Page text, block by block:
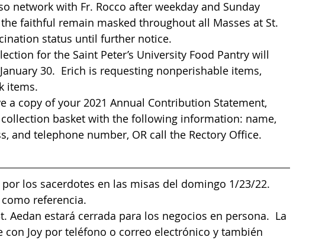
network with Fr. Rocco after weekday and Sunday
faithful remain masked throughout all Masses at St.
status until further notice.
for the Saint Peter’s University Food Pantry will
30.  Erich is requesting nonperishable items,
items.
a copy of your 2021 Annual Contribution Statement,
basket with the following information: name,
and telephone number, OR call the Rectory Office.
los sacerdotes en las misas del domingo 1/23/22.
referencia.
Aedan estará cerrada para los negocios en persona.  La
con Joy por teléfono o correo electrónico y también